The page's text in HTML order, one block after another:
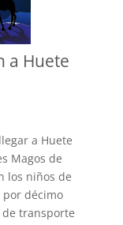
a Huete
a Huete
Magos de
los niños de
por décimo
transporte